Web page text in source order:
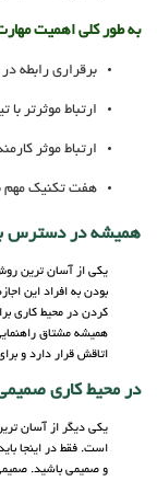
به طور کلی اهمیت
برقراری رابطه
ارتباط موثرتر با
ارتباط موثر
هفت تکنیک مهم
همیشه در دسترس
یکی از آسان ترین
بودن به افراد این
کردن در محیط کاری
همیشه مشتاق
اتاقش قرار دارد و
در محیط کاری
یکی دیگر از آسان
است. فقط در اینجا
و صمیمی باشید.